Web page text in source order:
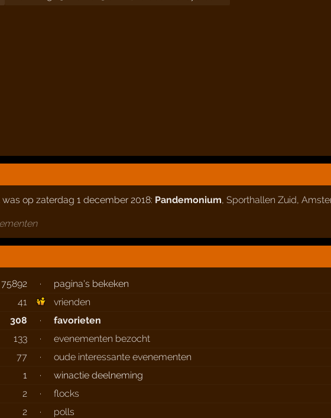
op zaterdag 1 december 2018: Pandemonium, Sporthallen Zuid,
75892 ·
pagina's bekeken
41
vrienden
308
·
favorieten
133
·
evenementen bezocht
77
·
oude interessante evenementen
1
·
winactie deelneming
2
·
flocks
2
·
polls